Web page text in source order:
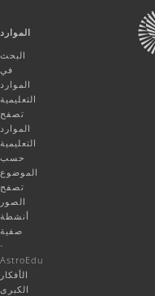
الموارد
البحث
في
الموارد
التعليمية
تصفح
الموارد
التعليمية
حسب
الموضوع
تصفح
الصور
أنشطة
صفية
-
AstroEdu
الأفكار
الكبرى